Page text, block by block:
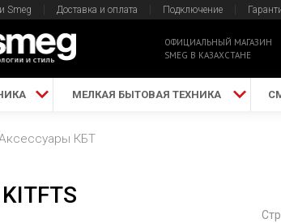
Smeg Доставка и оплата Подключение
ОФИЦИАЛЬНЫЙ МАГАЗИН
SMEG В КАЗАХСТАНЕ
МЕЛКАЯ БЫТОВАЯ ТЕХНИКА
КБТ